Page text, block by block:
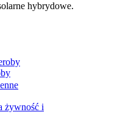
hybrydowe.